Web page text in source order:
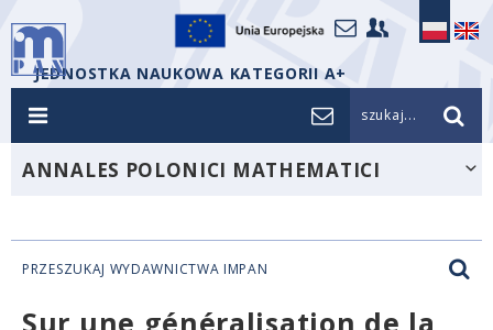
JEDNOSTKA NAUKOWA KATEGORII A+
szukaj...
ANNALES POLONICI MATHEMATICI
PRZESZUKAJ WYDAWNICTWA IMPAN
Sur une généralisation de la